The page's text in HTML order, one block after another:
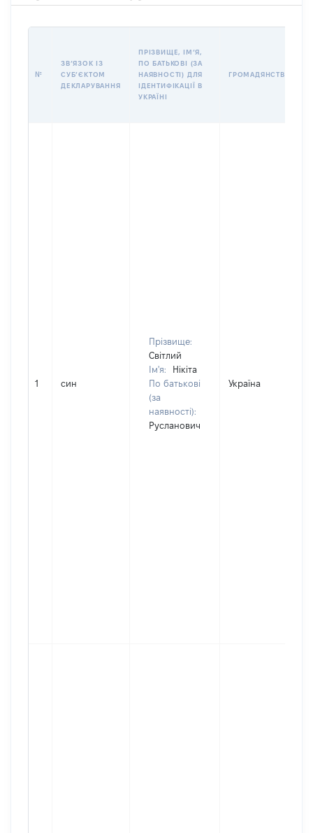
№
ЗВʼЯЗОК ІЗ
СУБʼЄКТОМ
ДЕКЛАРУВАННЯ
ПРІЗВИЩЕ, ІМʼЯ,
ПО БАТЬКОВІ (ЗА
НАЯВНОСТІ) ДЛЯ
ІДЕНТИФІКАЦІЇ В
УКРАЇНІ
ГРОМАДЯНСТВО
1 син
Прізвище:
Світлий
Ім'я:
Нікіта
По батькові
(за
наявності):
Русланович
Україна